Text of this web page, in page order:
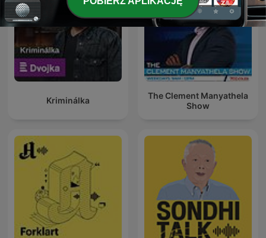
Kriminálka
The Clement Manyathela
Show